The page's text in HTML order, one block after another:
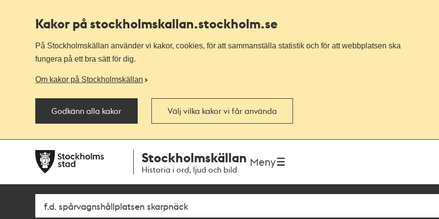
Kakor på stockholmskallan.stockholm.se
På Stockholmskällan använder vi kakor, cookies, för att sammanställa statistik och för att webbplatsen ska
fungera på ett bra sätt för dig.
Om kakor på Stockholmskällan
Godkänn alla kakor Välj vilka kakor vi får använda
navigationen
huvudinnehållet
Stockholmskällan
Historia i ord, ljud och bild
Meny
SökFritextsök